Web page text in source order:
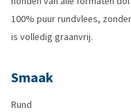
100% puur rundvlees,
is volledig graanvrij.
Smaak
Rund